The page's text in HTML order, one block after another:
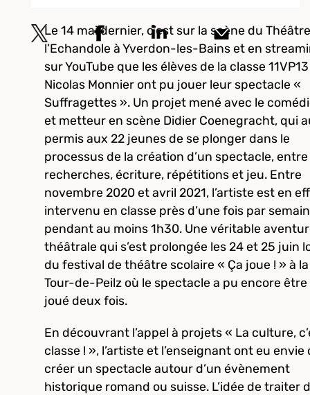
Le 14 mai dernier, c’est sur la scène du
l’Echandole à Yverdon-les-Bains et en
sur YouTube que les élèves de la classe
Nicolas Monnier ont pu jouer leur spectacle «
Suffragettes ». Un projet mené avec le
et metteur en scène Didier Coenegracht, qui
permis aux 22 jeunes de se plonger dans le
processus de la création d’un spectacle, entre
recherches, écriture, répétitions et jeu. Entre
novembre 2020 et avril 2021, l’artiste est en
intervenu en classe près d’une fois par
pendant au moins 1h30. Une véritable
théâtrale qui s’est prolongée les 24 et 25 juin
du festival de théâtre scolaire « Ça joue ! » à la
Tour-de-Peilz où le spectacle a pu encore être
joué deux fois.
En découvrant l’appel à projets « La culture,
classe ! », l’artiste et l’enseignant ont eu envie
créer un spectacle autour d’un évènement
historique romand ou suisse. L’idée de traiter